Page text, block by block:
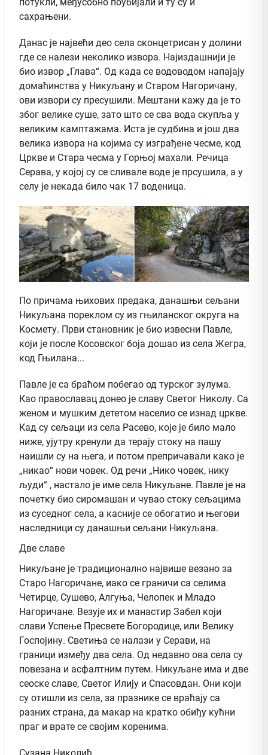
сахрањени.
Данас је највећи део села сконцетрисан у долини
где се налези неколико извора. Најиздашнији је
био извор „Глава“. Од када се водоводом напајају
домаћинства у Никуљану и Старом Нагоричану,
ови извори су пресушили. Мештани кажу да је то
због велике суше, зато што се сва вода скупља у
великим камптажама. Иста је судбина и још два
велика извора на којима су изграђене чесме, код
Цркве и Стара чесма у Горњој махали. Речица
Серава, у којој су се сливале воде је прсушила, а у
селу је некада било чак 17 воденица.
По причама њихових предака, данашњи сељани
Никуљана пореклом су из гњиланског округа на
Космету. Први становник је био извесни Павле,
који је после Косовског боја дошао из села Жегра,
код Гњилана...
Павле је са браћом побегао од турског зулума.
Као православац донео је славу Светог Николу. Са
женом и мушким дететом населио се изнад цркве.
Кад су сељаци из села Расево, које је било мало
ниже, ујутру кренули да терају стоку на пашу
наишли су на њега, и потом препричавали како је
„никао“ нови човек. Од речи „Нико човек, нику
људи“ , настало је име села Никуљане. Павле је на
почетку био сиромашан и чувао стоку сељацима
из суседног села, а касније се обогатио и његови
наследници су данашњи сељани Никуљана.
Две славе
Никуљане је традиционално највише везано за
Старо Нагоричане, иако се граничи са селима
Четирце, Сушево, Алгуња, Челопек и Младо
Нагоричане. Везује их и манастир Забел који
слави Успење Пресвете Богородице, или Велику
Госпојину. Светиња се налази у Серави, на
граници између два села. Од недавно ова села су
повезана и асфалтним путем. Никуљане има и две
сеоске славе, Светог Илију и Спасовдан. Они који
су отишли из села, за празнике се враћају са
разних страна, да макар на кратко обиђу кућни
праг и врате се својим коренима.